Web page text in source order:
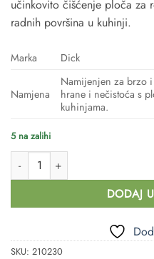
učinkovito čišćenje ploča za
radnih površina u kuhinji.
Marka Dick
Namjena
Namijenjen za brzo
hrane i nečistoća s
kuhinjama.
5 na zalihi
Blank-Boy čistač (strugalica)
DODAJ
SKU: 210230